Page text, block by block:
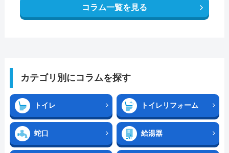
コラム一覧を見る
カテゴリ別にコラムを探す
トイレ トイレリフォーム
蛇口 給湯器